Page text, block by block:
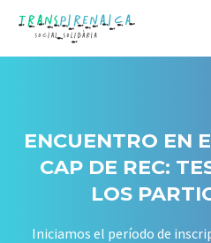
ENCUENTRO EN
CAP DE REC:
LOS
Iniciamos el período de